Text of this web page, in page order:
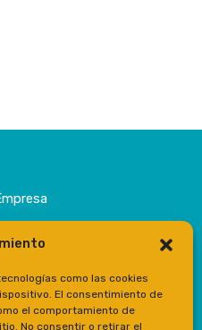
como las cookies
El consentimiento de
el comportamiento de
No consentir o retirar el